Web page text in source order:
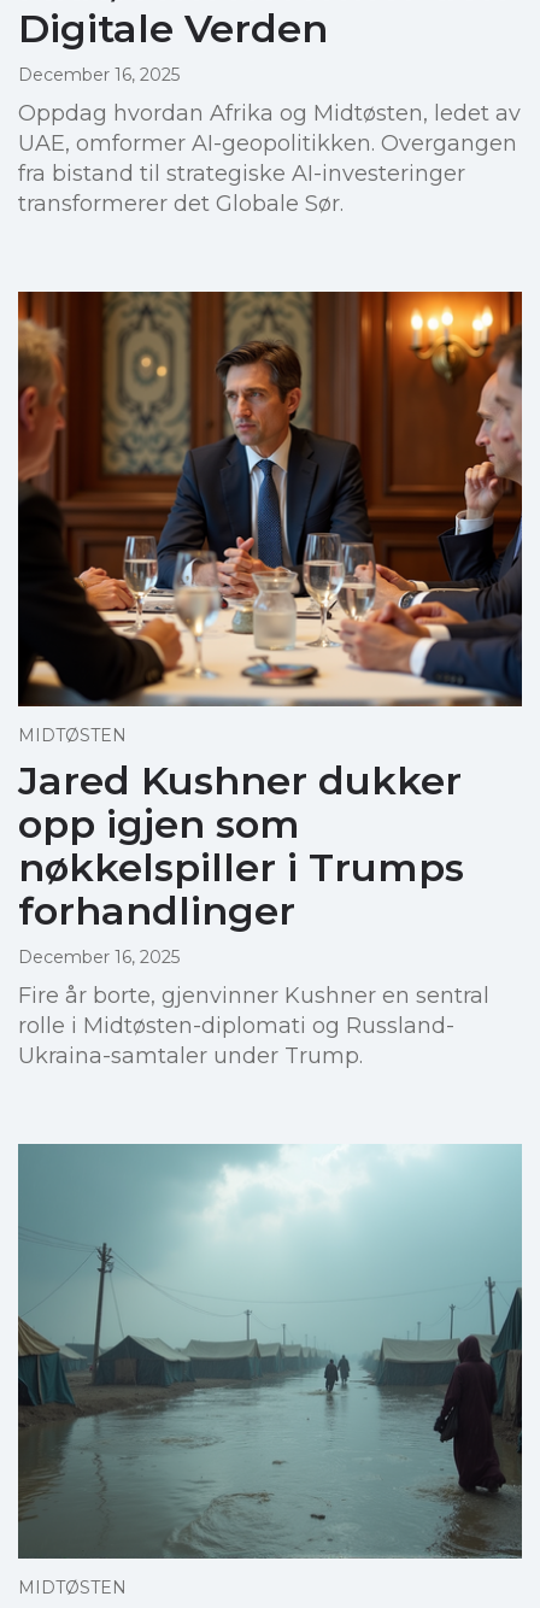
Digitale Verden
December 16, 2025
Oppdag hvordan Afrika og Midtøsten, ledet av
UAE, omformer AI-geopolitikken. Overgangen
fra bistand til strategiske AI-investeringer
transformerer det Globale Sør.
MIDTØSTEN
Jared Kushner dukker
opp igjen som
nøkkelspiller i Trumps
forhandlinger
December 16, 2025
Fire år borte, gjenvinner Kushner en sentral
rolle i Midtøsten-diplomati og Russland-
Ukraina-samtaler under Trump.
MIDTØSTEN